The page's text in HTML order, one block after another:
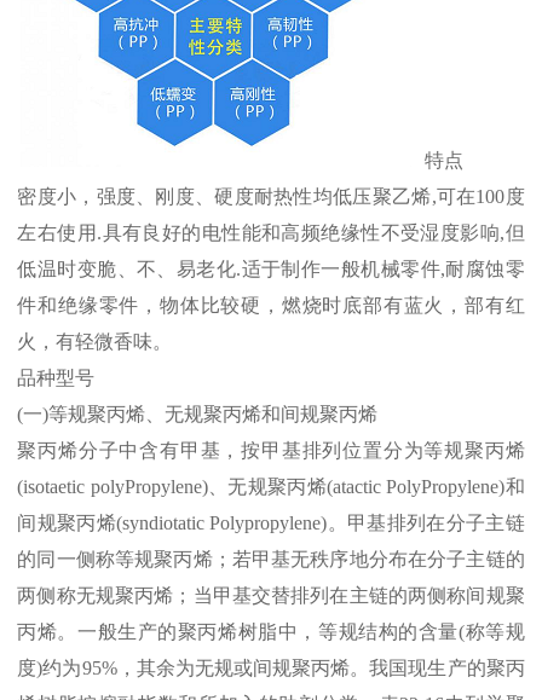
特点
密度小，强度、刚度、硬度耐热性均低压聚乙烯,可在100度
左右使用 .具有良好的电性能和高频绝缘性不受湿度影响,但
低温时变脆、不、易老化.适于制作一般机械零件,耐腐蚀零
件和绝缘零件，物体比较硬，燃烧时底部有蓝火，部有红
火，有轻微香味。
品种型号
(一)等规聚丙烯、无规聚丙烯和间规聚丙烯
聚丙烯分子中含有甲基，按甲基排列位置分为等规聚丙烯
(isotaetic polyPropylene)、无规聚丙烯(atactic PolyPropylene)和
间规聚丙烯(syndiotatic Polypropylene)。甲基排列在分子主链
的同一侧称等规聚丙烯；若甲基无秩序地分布在分子主链的
两侧称无规聚丙烯；当甲基交替排列在主链的两侧称间规聚
丙烯。一般生产的聚丙烯树脂中，等规结构的含量(称等规
度)约为95%，其余为无规或间规聚丙烯。我国现生产的聚丙